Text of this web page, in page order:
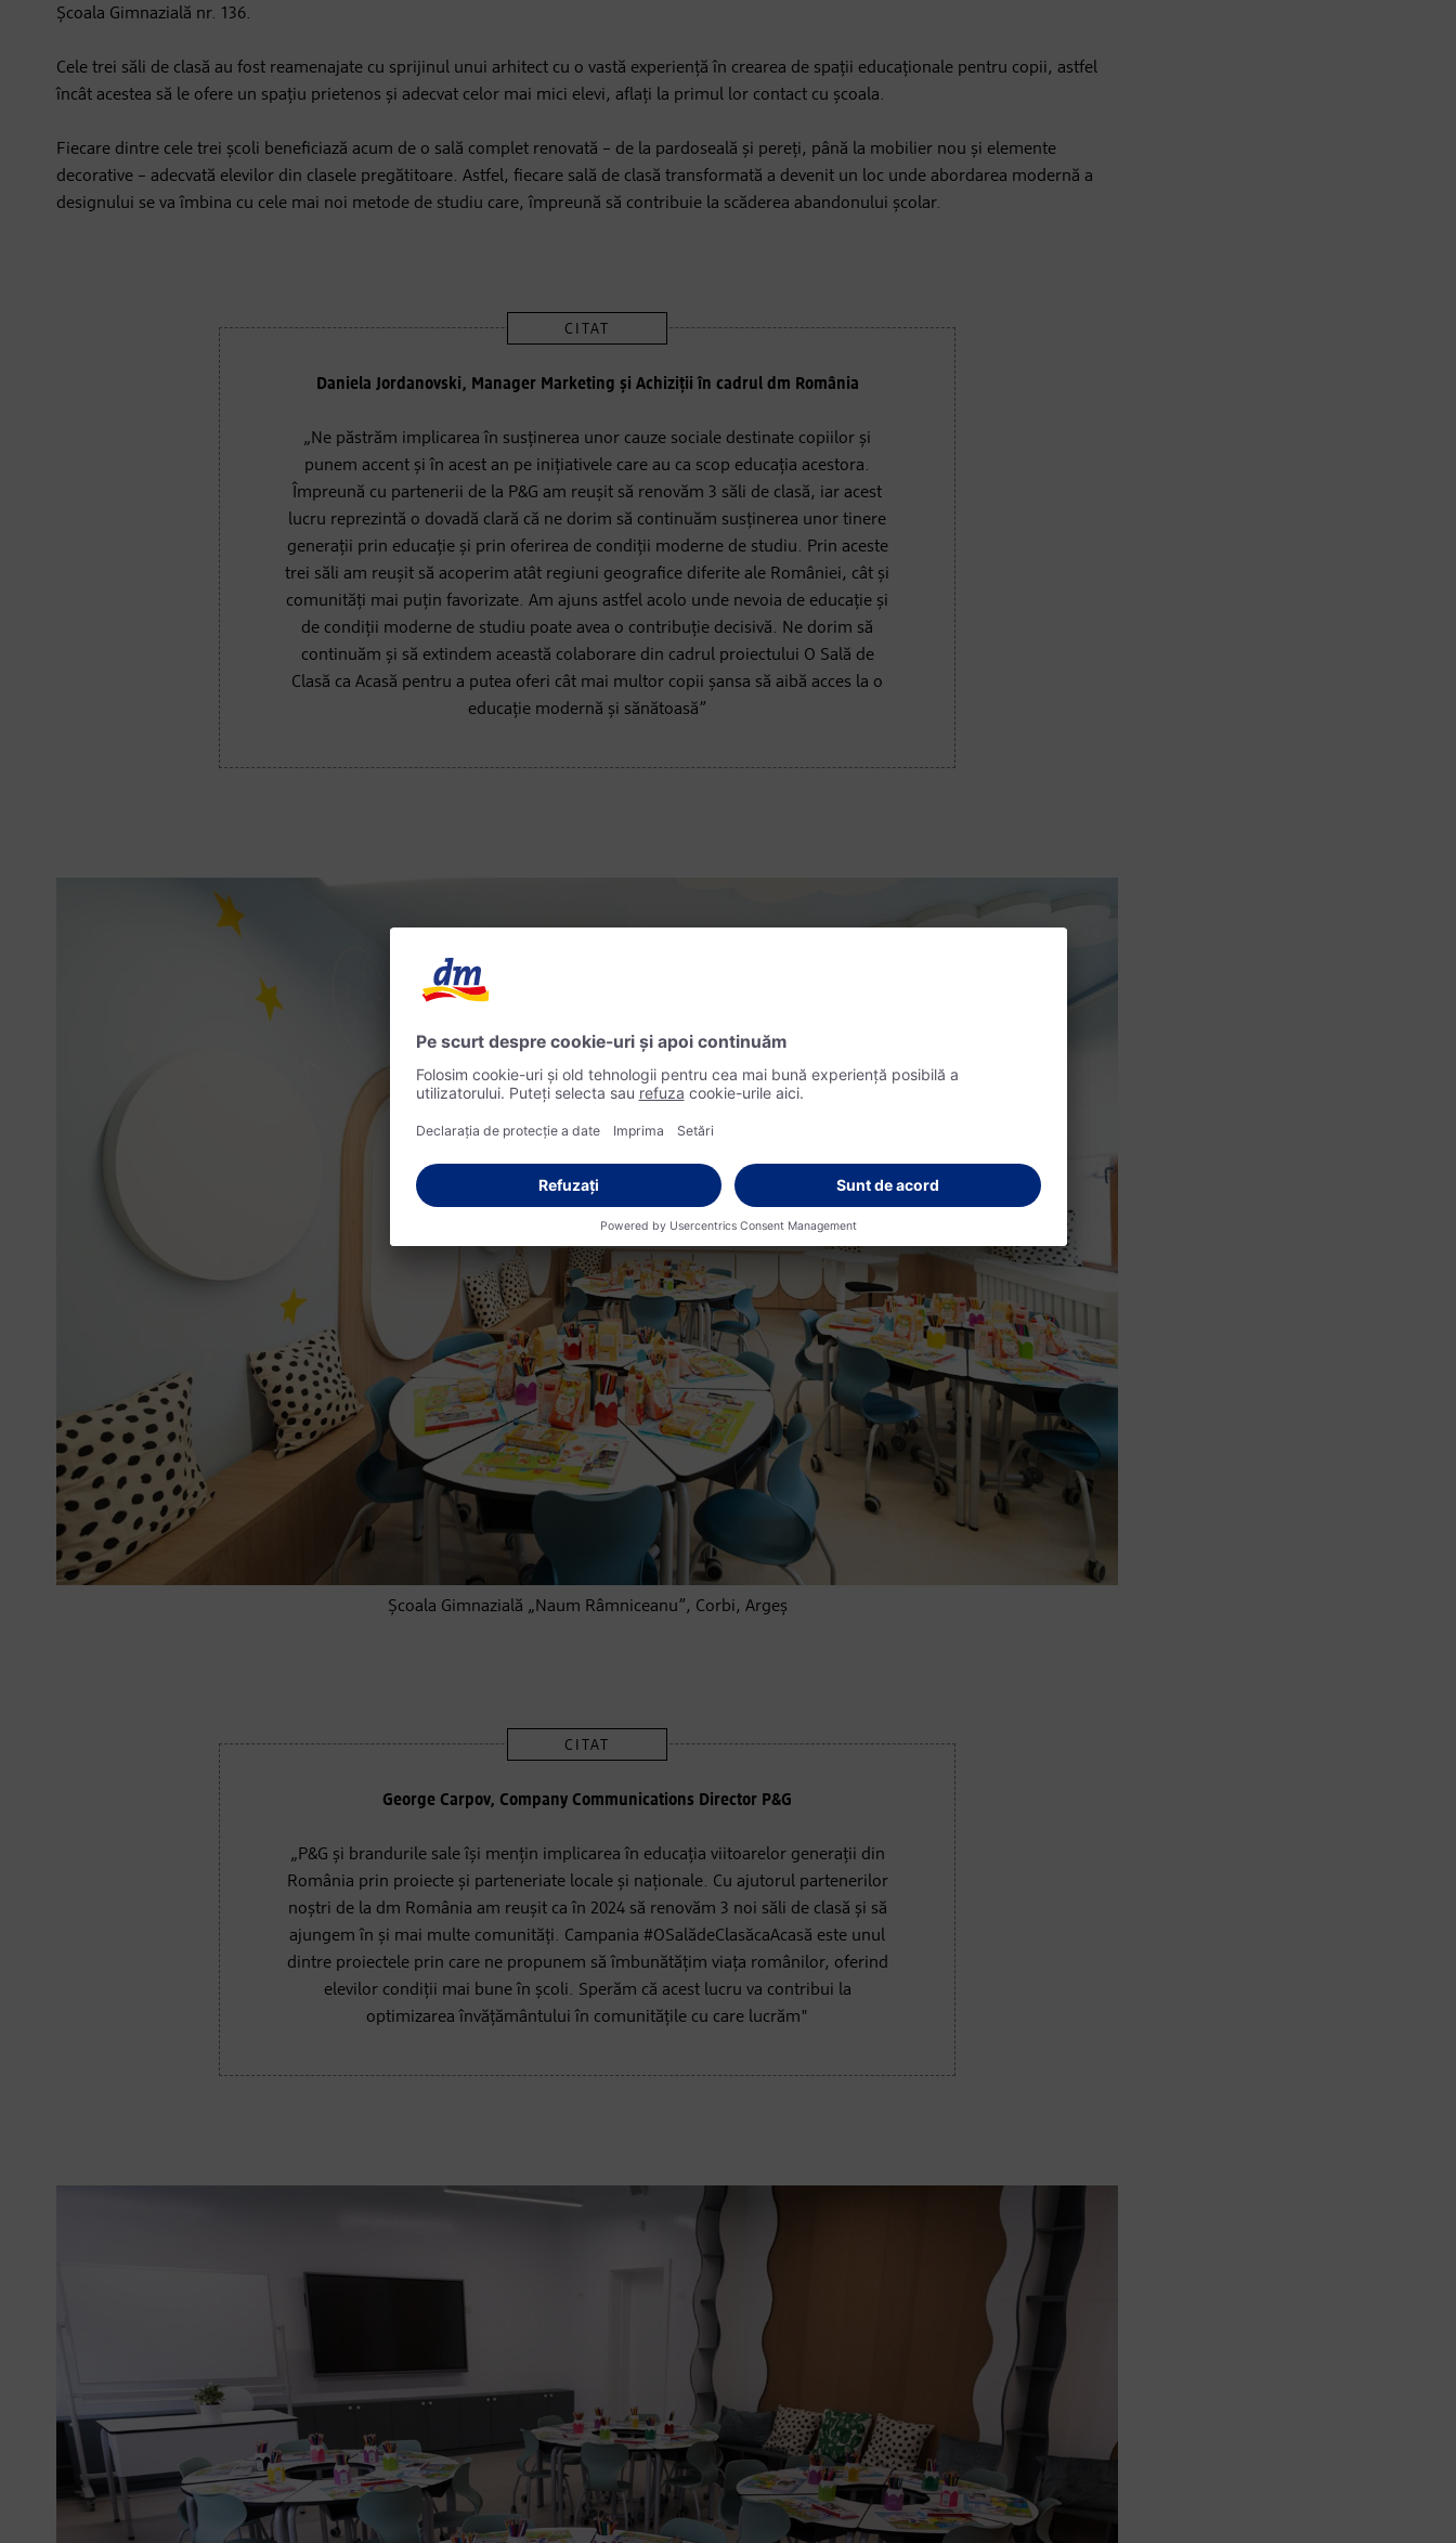
Școala Gimnazială nr. 136.
Cele trei săli de clasă au fost reamenajate cu sprijinul unui arhitect cu o vastă experiență în crearea de spații educaționale pentru copii, astfel
încât acestea să le ofere un spațiu prietenos și adecvat celor mai mici elevi, aflați la primul lor contact cu școala.
Fiecare dintre cele trei școli beneficiază acum de o sală complet renovată – de la pardoseală și pereți, până la mobilier nou și elemente
decorative – adecvată elevilor din clasele pregătitoare. Astfel, fiecare sală de clasă transformată a devenit un loc unde abordarea modernă a
designului se va îmbina cu cele mai noi metode de studiu care, împreună să contribuie la scăderea abandonului școlar.
Daniela Jordanovski, Manager Marketing și Achiziții în cadrul dm România
„Ne păstrăm implicarea în susținerea unor cauze sociale destinate copiilor și
punem accent și în acest an pe inițiativele care au ca scop educația acestora.
Împreună cu partenerii de la P&G am reușit să renovăm 3 săli de clasă, iar acest
lucru reprezintă o dovadă clară că ne dorim să continuăm susținerea unor tinere
generații prin educație și prin oferirea de condiții moderne de studiu. Prin aceste
trei săli am reușit să acoperim atât regiuni geografice diferite ale României, cât și
comunități mai puțin favorizate. Am ajuns astfel acolo unde nevoia de educație și
de condiții moderne de studiu poate avea o contribuție decisivă. Ne dorim să
continuăm și să extindem această colaborare din cadrul proiectului O Sală de
Clasă ca Acasă pentru a putea oferi cât mai multor copii șansa să aibă acces la o
educație modernă și sănătoasă”
Școala Gimnazială „Naum Râmniceanu”, Corbi, Argeș
George Carpov, Company Communications Director P&G
„P&G și brandurile sale își mențin implicarea în educația viitoarelor generații din
România prin proiecte și parteneriate locale și naționale. Cu ajutorul partenerilor
noștri de la dm România am reușit ca în 2024 să renovăm 3 noi săli de clasă și să
ajungem în și mai multe comunități. Campania #OSalădeClasăcaAcasă este unul
dintre proiectele prin care ne propunem să îmbunătățim viața românilor, oferind
elevilor condiții mai bune în școli. Sperăm că acest lucru va contribui la
optimizarea învățământului în comunitățile cu care lucrăm"